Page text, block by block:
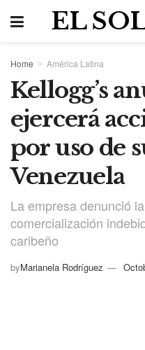
EL
Home América Latina
Kellogg’s
ejercerá
por uso de
Venezuela
La empresa denunció
comercialización
caribeño
byMarianela Rodríguez